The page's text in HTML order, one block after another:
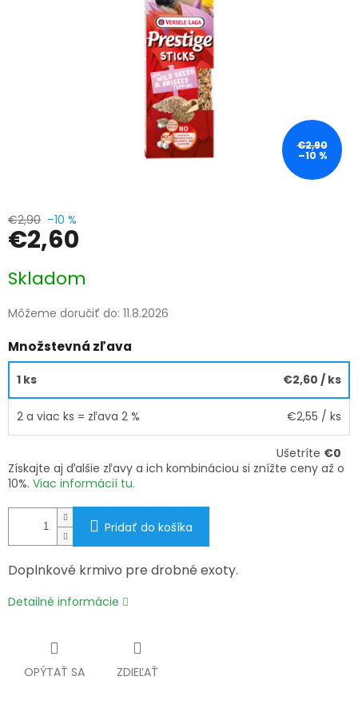
€2,90
–10 %
€2,90 –10 %
€2,60
cena:
Skladom
Môžeme doručiť do: 11.8.2026
Množstevná zľava
1 ks €2,60 / ks
2 a viac ks = zľava 2 % €2,55 / ks
Ušetríte €0
Získajte aj ďalšie zľavy a ich kombináciou si znížte ceny až o
10%. Viac informácií tu.
Pridať do košíka
Doplnkové krmivo pre drobné exoty.
Detailné informácie
OPÝTAŤ SA ZDIEĽAŤ